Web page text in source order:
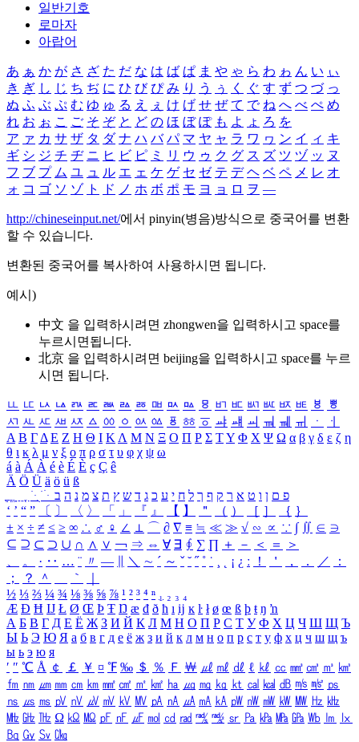
일반기호
로마자
아랍어
あ ぁ か が さ ざ た だ な は ば ぱ ま や ゃ ら わ ゎ ん い ぃ
き ぎ し じ ち ぢ に ひ び ぴ み り う ぅ く ぐ す ず つ づ っ
ぬ ふ ぶ ぷ む ゆ ゅ る え ぇ け げ せ ぜ て で ね へ べ ぺ め
れ お ぉ こ ご そ ぞ と ど の ほ ぼ ぽ も よ ょ ろ を
ア ァ カ サ ザ タ ダ ナ ハ バ パ マ ヤ ャ ラ ワ ヮ ン イ ィ キ
ギ シ ジ チ ヂ ニ ヒ ビ ピ ミ リ ウ ゥ ク グ ス ズ ツ ヅ ッ ヌ
フ ブ プ ム ユ ュ ル エ ェ ケ ゲ セ ゼ テ デ ヘ ベ ペ メ レ オ
ォ コ ゴ ソ ゾ ト ド ノ ホ ボ ポ モ ヨ ョ ロ ヲ ―
http://chineseinput.net/에서 pinyin(병음)방식으로 중국어를 변환
할 수 있습니다.
변환된 중국어를 복사하여 사용하시면 됩니다.
예시)
中文 을 입력하시려면 zhongwen을 입력하시고 space를
누르시면됩니다.
北京 을 입력하시려면 beijing을 입력하시고 space를 누르
시면 됩니다.
ㅥ ㅦ ㅧ ㅨ ㅩ ㅪ ㅫ ㅬ ㅭ ㅮ ㅯ ㅰ ㅱ ㅲ ㅳ ㅴ ㅵ ㅶ ㅷ ㅸ
ㅹ
ㅺ ㅻ ㅼ ㅽ ㅾ ㅿ ㆀ ㆁ ㆂ ㆃ ㆄ ㆅ ㆆ ㆇ ㆈ ㆉ ㆊ ㆋ ㆌ ㆍ
ㆎ
Α Β ΓΔ Ε Ζ Η Θ Ι ΚΛ Μ Ν Ξ Ο Π Ρ Σ ΤΥ Φ Χ Ψ Ω α β γ δ ε ζ η
θ ι κ λ μ ν ξ ο π ρ σ τ υ φ χ ψ ω
á à Á À é è É È ç Ç ê
Ä Ö Ü ä ö ü ß
ִֶֹ ֻּ ׁׂ פ ם ן ו ט א ר ק ף ך ל ח י ע כ ג ד ש ץ ת צ מ נ ה ב
‘ ’ “ ” 〔 〕 〈 〉 「 」 『 』 【 】 ＂ （ ） ［ ］ ｛ ｝
± × ÷ ≠ ≤ ≥ ∞ ∴ ♂ ♀ ∠ ⊥ ⌒ ∂ ∇ ≡ ≒ ≪ ≫ √ ∽ ∝ ∵ ∫ ∬ ∈ ∋
⊆ ⊇ ⊂ ⊃ ∪ ∩ ∧ ∨ ￢ ⇒ ⇔ ∀ ∃ ∮ ∑ ∏ ＋ － ＜ ＝
＞
、
。 · ‥ … ¨ 〃 ― ＼ ∼ ´ ～ ˇ ˘ ˝ ˚ ˙ ¸ ¡ ¿ ː ！ ＇ ， ． ／
：
；
？ ＾ ｀
½ ⅓ ⅔ ¼ ¾ ⅛ ⅜ ⅝ ⅞ ¹ ² ³ ⁴ ⁿ ₁ ₂ ₃ ₄
Æ Ð Ħ Ĳ Ł Ø Œ Þ Ŧ Ŋ æ đ ð ħ ı ĳ ĸ ŀ ł ø œ ß þ ŧ ŋ ŉ
А Б В Г Д Е Ё Ж З И Й К Л М Н О П Р С Т У Ф Х Ц Ч Ш Щ Ъ
Ы Ь Э Ю Я а б в г д е ё ж з и й к л м н о п р с т у ф х ц ч ш щ ъ
ы ь э ю я
′ ″ ℃ Å ￠ ￡ ￥ ¤ ℉ ‰ ＄ ％ Ｆ ￦ ㎕ ㎖ ㎗ ℓ ㎘ ㏄ ㎣ ㎤ ㎥ ㎦
㎙ ㎚ ㎛ ㎜ ㎝ ㎞ ㎟ ㎠ ㎡ ㎢ ㏊ ㎍ ㎎ ㎏ ㏏ ㎈ ㎉ ㏈ ㎧ ㎨ ㎰
㎱ ㎲ ㎳ ㎴ ㎵ ㎶ ㎷ ㎸ ㎹ ㎀ ㎁ ㎂ ㎃ ㎄ ㎺ ㎻ ㎽ ㎾ ㎿ ㎐ ㎑
㎒ ㎓ ㎔ Ω ㏀ ㏁ ㎊ ㎋ ㎌ ㏖ ㏅ ㎭ ㎮ ㎯ ㏛ ㎩ ㎪ ㎫ ㎬ ㏝ ㏐
㏓
㏃ ㏉ ㏜ ㏆